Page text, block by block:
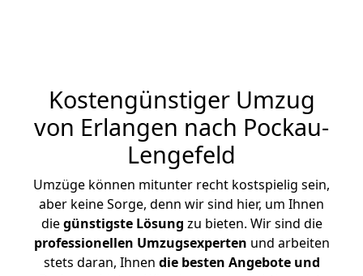
Kostengünstiger Umzug
von Erlangen nach Pockau-
Lengefeld
Umzüge können mitunter recht kostspielig sein,
aber keine Sorge, denn wir sind hier, um Ihnen
diegünstigste Lösung zu bieten. Wir sind die
professionellen Umzugsexperten und arbeiten
stets daran, Ihnen die besten Angebote und